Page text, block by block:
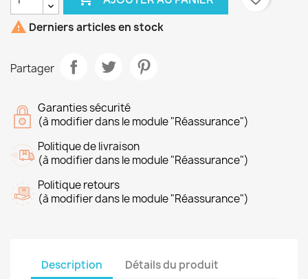
 Derniers articles en stock
Partager
Garanties sécurité
(à modifier dans le module "Réassurance")
Politique de livraison
(à modifier dans le module "Réassurance")
Politique retours
(à modifier dans le module "Réassurance")
Description Détails du produit